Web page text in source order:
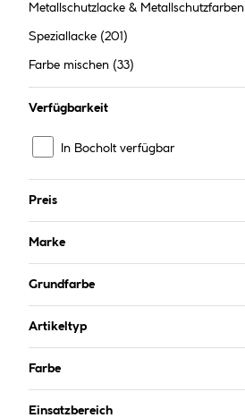
Metallschutzlacke & Metallschutzfarben
Speziallacke (201)
Farbe mischen (33)
Verfügbarkeit
In Bocholt verfügbar
Preis
Marke
Grundfarbe
Artikeltyp
Farbe
Einsatzbereich